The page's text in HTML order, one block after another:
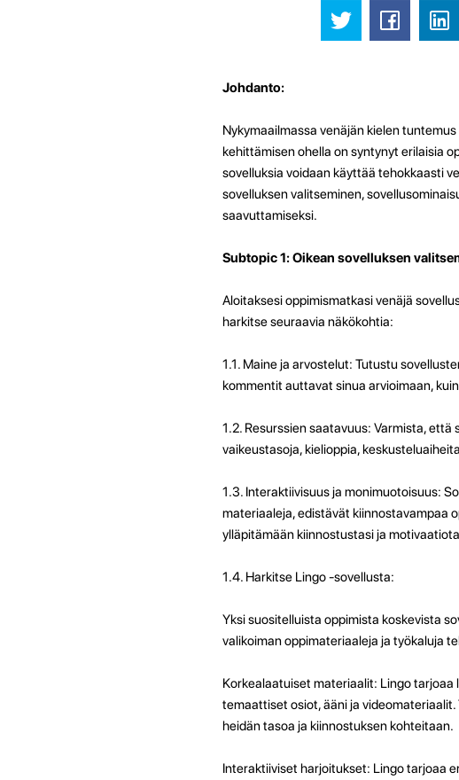
Johdanto:
Nykymaailmassa venäjän kielen
kehittämisen ohella on syntynyt erilaisia
sovelluksia voidaan käyttää tehokkaasti
sovelluksen valitseminen,
saavuttamiseksi.
Subtopic 1: Oikean sovelluksen
Aloitaksesi oppimismatkasi venäjä
harkitse seuraavia näkökohtia:
1.1. Maine ja arvostelut: Tutustu
kommentit auttavat sinua arvioimaan,
1.2. Resurssien saatavuus: Varmista,
vaikeustasoja, kielioppia,
1.3. Interaktiivisuus ja monimuotoisuus:
materiaaleja, edistävät kiinnostavampaa
ylläpitämään kiinnostustasi ja
1.4. Harkitse Lingo -sovellusta:
Yksi suositelluista oppimista koskevista
valikoiman oppimateriaaleja ja työkaluja
Korkealaatuiset materiaalit: Lingo
temaattiset osiot, ääni ja
heidän tasoa ja kiinnostuksen kohteitaan.
Interaktiiviset harjoitukset: Lingo tarjoaa